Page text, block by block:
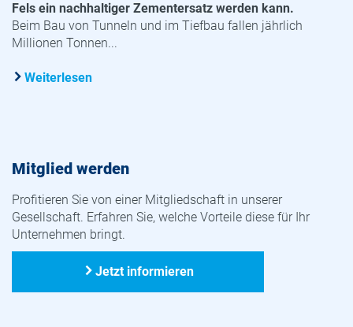
Fels ein nachhaltiger Zementersatz werden kann.
Beim Bau von Tunneln und im Tiefbau fallen jährlich
Millionen Tonnen...
Weiterlesen
Mitglied werden
Profitieren Sie von einer Mitgliedschaft in unserer
Gesellschaft. Erfahren Sie, welche Vorteile diese für Ihr
Unternehmen bringt.
Jetzt informieren